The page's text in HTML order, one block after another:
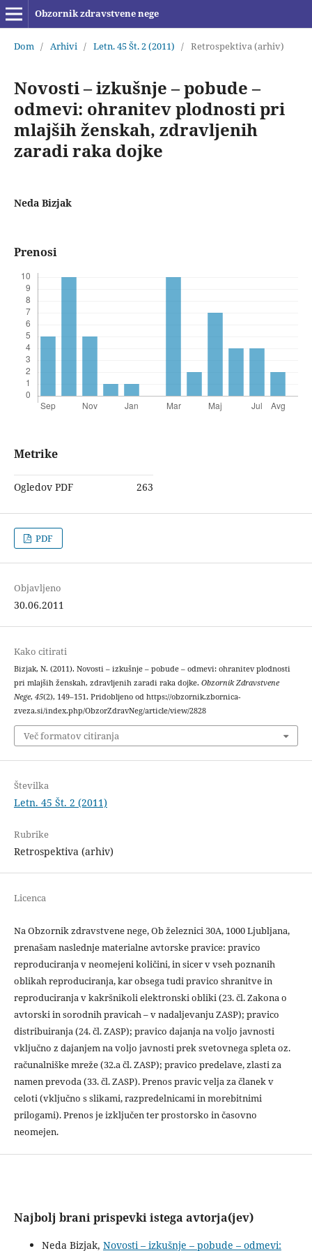
Obzornik zdravstvene nege
Dom / Arhivi / Letn. 45 Št. 2 (2011) / Retrospektiva (arhiv)
Novosti – izkušnje – pobude –
odmevi: ohranitev plodnosti pri
mlajših ženskah, zdravljenih
zaradi raka dojke
Neda Bizjak
Prenosi
Metrike
Ogledov PDF 263
PDF
Objavljeno
30.06.2011
Kako citirati
Bizjak, N. (2011). Novosti – izkušnje – pobude – odmevi: ohranitev plodnosti
pri mlajših ženskah, zdravljenih zaradi raka dojke. Obzornik Zdravstvene
Nege, 45(2), 149–151. Pridobljeno od https://obzornik.zbornica-
zveza.si/index.php/ObzorZdravNeg/article/view/2828
Več formatov citiranja
Številka
Letn. 45 Št. 2 (2011)
Rubrike
Retrospektiva (arhiv)
Licenca
Na Obzornik zdravstvene nege, Ob železnici 30A, 1000 Ljubljana,
prenašam naslednje materialne avtorske pravice: pravico
reproduciranja v neomejeni količini, in sicer v vseh poznanih
oblikah reproduciranja, kar obsega tudi pravico shranitve in
reproduciranja v kakršnikoli elektronski obliki (23. čl. Zakona o
avtorski in sorodnih pravicah – v nadaljevanju ZASP); pravico
distribuiranja (24. čl. ZASP); pravico dajanja na voljo javnosti
vključno z dajanjem na voljo javnosti prek svetovnega spleta oz.
računalniške mreže (32.a čl. ZASP); pravico predelave, zlasti za
namen prevoda (33. čl. ZASP). Prenos pravic velja za članek v
celoti (vključno s slikami, razpredelnicami in morebitnimi
prilogami). Prenos je izključen ter prostorsko in časovno
neomejen.
Najbolj brani prispevki istega avtorja(jev)
Neda Bizjak, Novosti – izkušnje – pobude – odmevi: